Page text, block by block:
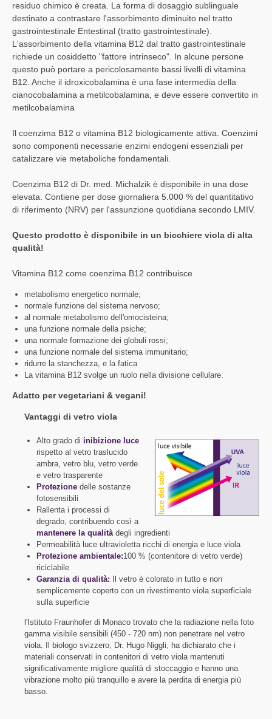
residuo chimico è creata. La forma di dosaggio sublinguale
destinato a contrastare l'assorbimento diminuito nel tratto
gastrointestinale Entestinal (tratto gastrointestinale).
L'assorbimento della vitamina B12 dal tratto gastrointestinale
richiede un cosiddetto "fattore intrinseco". In alcune persone
questo può portare a pericolosamente bassi livelli di vitamina
B12. Anche il idroxicobalamina è una fase intermedia della
cianocobalamina a metilcobalamina, e deve essere convertito in
metilcobalamina
Il coenzima B12 o vitamina B12 biologicamente attiva. Coenzimi
sono componenti necessarie enzimi endogeni essenziali per
catalizzare vie metaboliche fondamentali.
Coenzima B12 di Dr. med. Michalzik è disponibile in una dose
elevata. Contiene per dose giornaliera 5.000 % del quantitativo
di riferimento (NRV) per l'assunzione quotidiana secondo LMIV.
Questo prodotto è disponibile in un bicchiere viola di alta
qualità!
Vitamina B12 come coenzima B12 contribuisce
metabolismo energetico normale;
normale funzione del sistema nervoso;
al normale metabolismo dell'omocisteina;
una funzione normale della psiche;
una normale formazione dei globuli rossi;
una funzione normale del sistema immunitario;
ridurre la stanchezza, e la fatica
La vitamina B12 svolge un ruolo nella divisione cellulare.
Adatto per vegetariani & vegani!
Vantaggi di vetro viola
Alto grado di inibizione luce
rispetto al vetro traslucido
ambra, vetro blu, vetro verde
e vetro trasparente
Protezione delle sostanze
fotosensibili
Rallenta i processi di
degrado, contribuendo così a
mantenere la qualitàdegli ingredienti
Permeabilità luce ultravioletta ricchi di energia e luce viola
Protezione ambientale:100 % (contenitore di vetro verde)
riciclabile
Garanzia di qualità: Il vetro è colorato in tutto e non
semplicemente coperto con un rivestimento viola superficiale
sulla superficie
l'Istituto Fraunhofer di Monaco trovato che la radiazione nella foto
gamma visibile sensibili (450 - 720 nm) non penetrare nel vetro
viola. Il biologo svizzero, Dr. Hugo Niggli, ha dichiarato che i
materiali conservati in contenitori di vetro viola mantenuti
significativamente migliore qualità di stoccaggio e hanno una
vibrazione molto più tranquillo e avere la perdita di energia più
basso.